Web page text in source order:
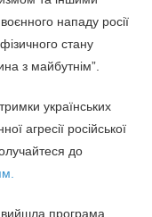
нападу росії
стану
з майбутнім”.
українських
агресії російської
до
вийшла програма